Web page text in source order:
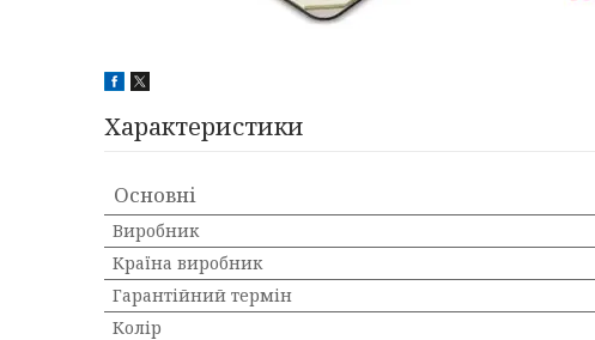
Характеристики
Основні
Виробник
Країна виробник
Гарантійний термін
Колір